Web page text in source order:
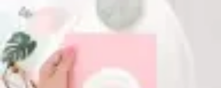
Training Pro
Méthodes de Formation
Conception de formation
Formation et Méthodologies
Training Pro